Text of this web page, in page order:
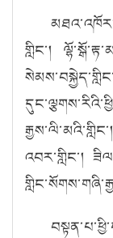
གླིང་།
འབར་གླིང་།